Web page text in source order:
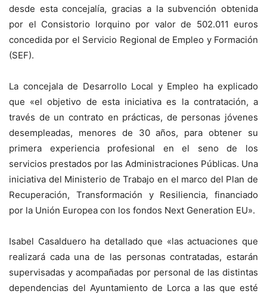
desde esta concejalía, gracias a la subvención obtenida
por el Consistorio lorquino por valor de 502.011 euros
concedida por el Servicio Regional de Empleo y Formación
(SEF).
La concejala de Desarrollo Local y Empleo ha explicado
que «el objetivo de esta iniciativa es la contratación, a
través de un contrato en prácticas, de personas jóvenes
desempleadas, menores de 30 años, para obtener su
primera experiencia profesional en el seno de los
servicios prestados por las Administraciones Públicas. Una
iniciativa del Ministerio de Trabajo en el marco del Plan de
Recuperación, Transformación y Resiliencia, financiado
por la Unión Europea con los fondos Next Generation EU».
Isabel Casalduero ha detallado que «las actuaciones que
realizará cada una de las personas contratadas, estarán
supervisadas y acompañadas por personal de las distintas
dependencias del Ayuntamiento de Lorca a las que esté